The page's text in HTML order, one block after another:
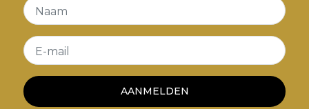
Naam
E-mail
AANMELDEN